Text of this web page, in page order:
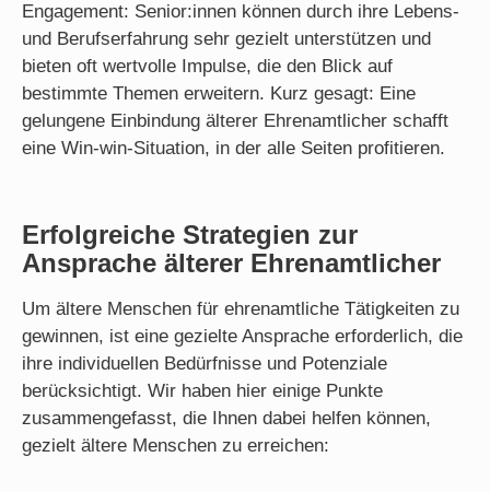
Engagement: Senior:innen können durch ihre Lebens-
und Berufserfahrung sehr gezielt unterstützen und
bieten oft wertvolle Impulse, die den Blick auf
bestimmte Themen erweitern. Kurz gesagt: Eine
gelungene Einbindung älterer Ehrenamtlicher schafft
eine Win-win-Situation, in der alle Seiten profitieren.
Erfolgreiche Strategien zur
Ansprache älterer Ehrenamtlicher
Um ältere Menschen für ehrenamtliche Tätigkeiten zu
gewinnen, ist eine gezielte Ansprache erforderlich, die
ihre individuellen Bedürfnisse und Potenziale
berücksichtigt. Wir haben hier einige Punkte
zusammengefasst, die Ihnen dabei helfen können,
gezielt ältere Menschen zu erreichen: